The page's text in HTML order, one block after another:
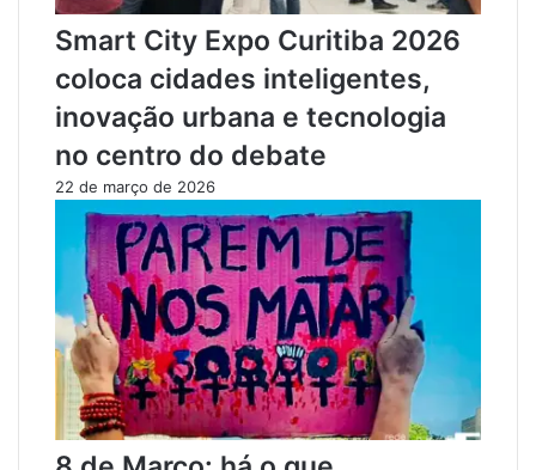
d
e
c
o
r
t
i
ç
ã
o
i
n
s
e
r
d
s
n
a
v
a
g
i
n
a
e
Smart City Expo Curitiba 2026
coloca cidades inteligentes,
inovação urbana e tecnologia
no centro do debate
22 de março de 2026